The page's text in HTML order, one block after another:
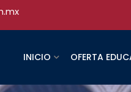
INICIO OFERTA